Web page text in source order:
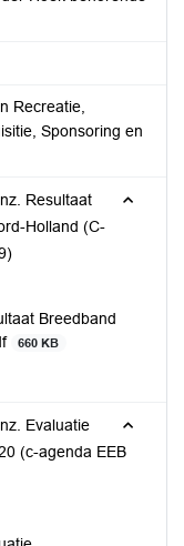
Recreatie,
Sponsoring en
Resultaat
Holland (C-
Breedband
660 KB
Evaluatie
(c-agenda EEB